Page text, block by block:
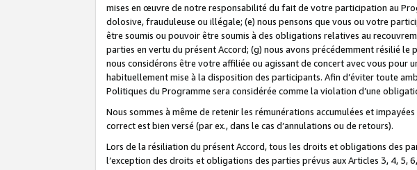
mises en œuvre de notre responsabilité du fait de votre participation au
dolosive, frauduleuse ou illégale; (e) nous pensons que vous ou votre
être soumis ou pouvoir être soumis à des obligations relatives au
parties en vertu du présent Accord; (g) nous avons précédemment résilié
nous considérons être votre affiliée ou agissant de concert avec vous pour
habituellement mise à la disposition des participants. Afin d’éviter toute
Politiques du Programme sera considérée comme la violation d’une
Nous sommes à même de retenir les rémunérations accumulées et
correct est bien versé (par ex., dans le cas d’annulations ou de retours).
Lors de la résiliation du présent Accord, tous les droits et obligations des
l’exception des droits et obligations des parties prévus aux Articles 3, 4, 5,